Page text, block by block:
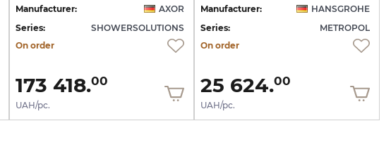
Manufacturer:
AXOR
Series:
SHOWERSOLUTIONS
On order
173 418.00
UAH/pc.
Manufacturer:
HANSGROHE
Series:
METROPOL
On order
25 624.00
UAH/pc.